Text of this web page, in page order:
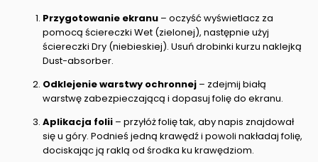
Przygotowanie ekranu – oczyść wyświetlacz za
pomocą ściereczki Wet (zielonej), następnie użyj
ściereczki Dry (niebieskiej). Usuń drobinki kurzu naklejką
Dust-absorber.
Odklejenie warstwy ochronnej – zdejmij białą
warstwę zabezpieczającą i dopasuj folię do ekranu.
Aplikacja folii – przyłóż folię tak, aby napis znajdował
się u góry. Podnieś jedną krawędź i powoli nakładaj folię,
dociskając ją raklą od środka ku krawędziom.